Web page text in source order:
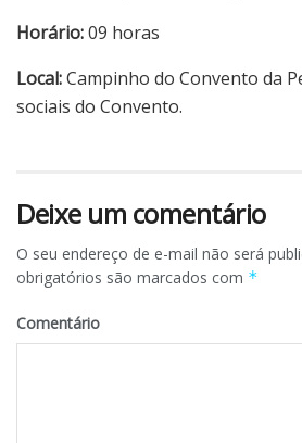
Horário:09 horas
Local:Campinho do Convento da
sociais do Convento.
Deixe um comentário
O seu endereço de e-mail não será
obrigatórios são marcados com *
Comentário